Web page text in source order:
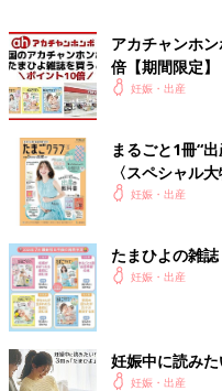
アカチャンホ
倍【期間限定】
妊娠・出産
まるごと1冊“
〈スペシャル
妊娠・出産
たまひよの雑誌
妊娠・出産
妊娠中に読みた
妊娠・出産